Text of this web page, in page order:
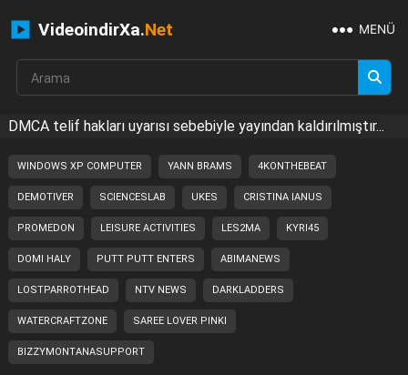
VideoindirXa.Net MENÜ
DMCA telif hakları uyarısı sebebiyle yayından kaldırılmıştır...
WINDOWS XP COMPUTER YANN BRAMS 4KONTHEBEAT
DEMOTIVER SCIENCESLAB UKES CRISTINA IANUS
PROMEDON LEISURE ACTIVITIES LES2MA KYRI45
DOMI HALY PUTT PUTT ENTERS ABIMANEWS
LOSTPARROTHEAD NTV NEWS DARKLADDERS
WATERCRAFTZONE SAREE LOVER PINKI
BIZZYMONTANASUPPORT